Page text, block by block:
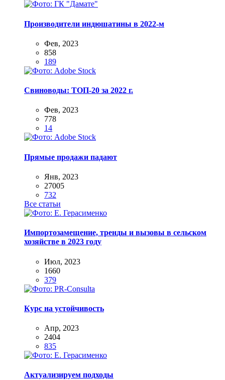
Производители индюшатины в 2022-м
Фев, 2023
858
189
Свиноводы: ТОП-20 за 2022 г.
Фев, 2023
778
14
Прямые продажи падают
Янв, 2023
27005
732
Все статьи
Импортозамещение, тренды и вызовы в сельском
хозяйстве в 2023 году
Июл, 2023
1660
379
Курс на устойчивость
Апр, 2023
2404
835
Актуализируем подходы